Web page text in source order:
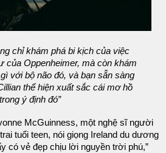
chỉ khám phá bi kịch của việc
của Oppenheimer, mà còn khám
với bộ não đó, và bạn sẵn sàng
thể hiện xuất sắc cái mơ hồ
trong ý định đó”
McGuinness, một nghệ sĩ người
tuổi teen, nói giọng Ireland du dương
có vẻ đẹp chịu lời nguyền trời phú,”